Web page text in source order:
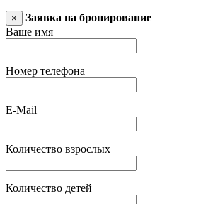
×
Заявка на бронирование
Ваше имя
Номер телефона
E-Mail
Количество взрослых
Количество детей